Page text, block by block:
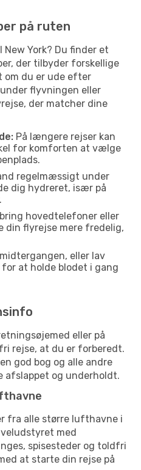
på ruten
York? Du finder et
der tilbyder forskellige
om du er ude efter
flyvningen eller
der matcher dine
På længere rejser kan
for komforten at vælge
regelmæssigt under
dig hydreret, især på
hovedtelefoner eller
din flyrejse mere fredelig,
eller lav
at holde blodet i gang
eller på
rejse, at du er forberedt.
god bog og alle andre
og underholdt.
fra alle større lufthavne i
med
spisesteder og toldfri
at starte din rejse på